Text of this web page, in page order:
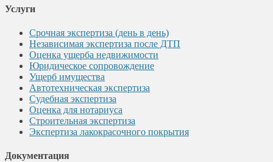
Услуги
Срочная экспертиза (день в день)
Независимая экспертиза после ДТП
Оценка ущерба недвижимости
Юридическое сопровождение
Ущерб имущества
Автотехническая экспертиза
Судебная экспертиза
Оценка для нотариуса
Строительная экспертиза
Экспертиза лакокрасочного покрытия
Документация